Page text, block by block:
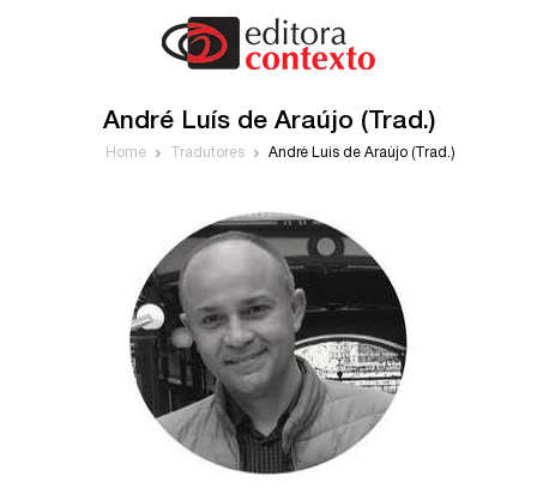
André Luís de Araújo (Trad.)
Home Tradutores André Luís de Araújo (Trad.)